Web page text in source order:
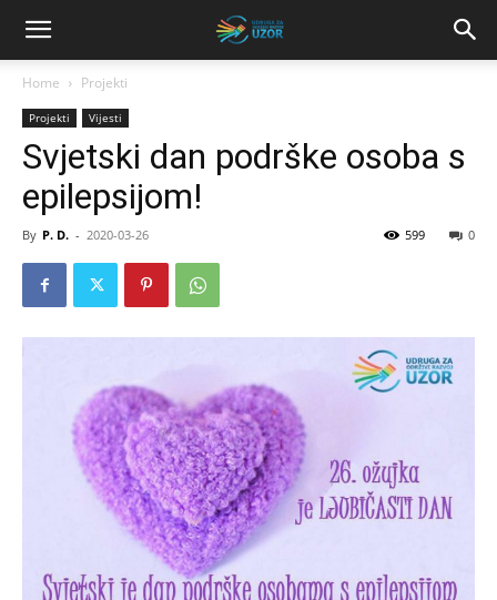
Home Projekti
Projekti Vijesti
Svjetski dan podrške osoba s
epilepsijom!
By P. D. - 2020-03-26 0
599